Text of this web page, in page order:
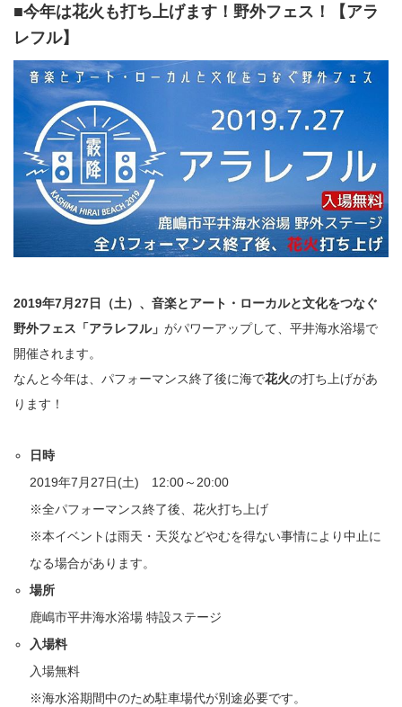
■今年は花火も打ち上げます！野外フェス！【アラ
レフル】
2019年7月27日（土）、音楽とアート・ローカルと文化をつなぐ
野外フェス「アラレフル」 がパワーアップして、平井海水浴場で
開催されます。
なんと今年は、パフォーマンス終了後に海で花火の打ち上げがあ
ります！
日時
2019年7月27日(土) 12:00～20:00
※全パフォーマンス終了後、花火打ち上げ
※本イベントは雨天・天災などやむを得ない事情により中止に
なる場合があります。
場所
鹿嶋市平井海水浴場 特設ステージ
入場料
入場無料
※海水浴期間中のため駐車場代が別途必要です。